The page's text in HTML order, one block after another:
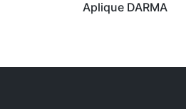
Aplique DARMA